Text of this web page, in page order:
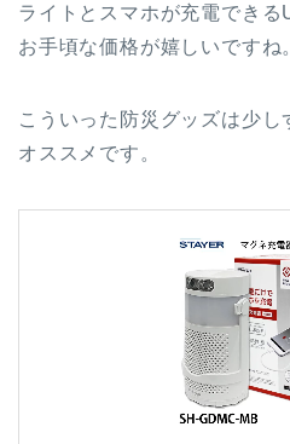
ライトとスマホが充電できる
お手頃な価格が嬉しいですね
こういった防災グッズは少
オススメです。